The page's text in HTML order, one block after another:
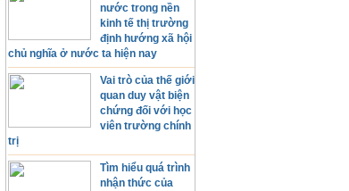
nước trong nền
kinh tế thị trường
định hướng xã hội
chủ nghĩa ở nước ta hiện nay
Vai trò của thế giới
quan duy vật biện
chứng đối với học
viên trường chính
trị
Tìm hiểu quá trình
nhận thức của